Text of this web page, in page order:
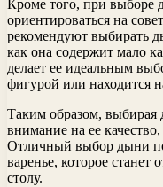
Кроме того, при выборе
ориентироваться на
рекомендуют выбирать
как она содержит мало
делает ее идеальным
фигурой или находится
Таким образом, выбирая
внимание на ее
Отличный выбор дыни
варенье, которое
столу.